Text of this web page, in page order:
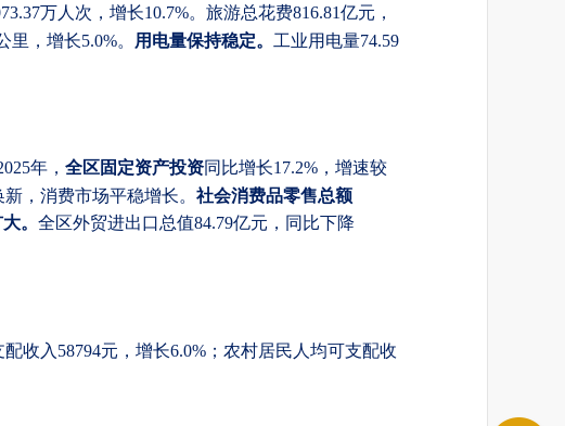
万人次，增长10.7%。旅游总花费816.81亿元，
，增长5.0%。 用电量保持稳定。 工业用电量74.59
年， 全区固定资产投资 同比增长17.2%，增速较
，消费市场平稳增长。 社会消费品零售总额
。 全区外贸进出口总值84.79亿元，同比下降
收入58794元，增长6.0%；农村居民人均可支配收